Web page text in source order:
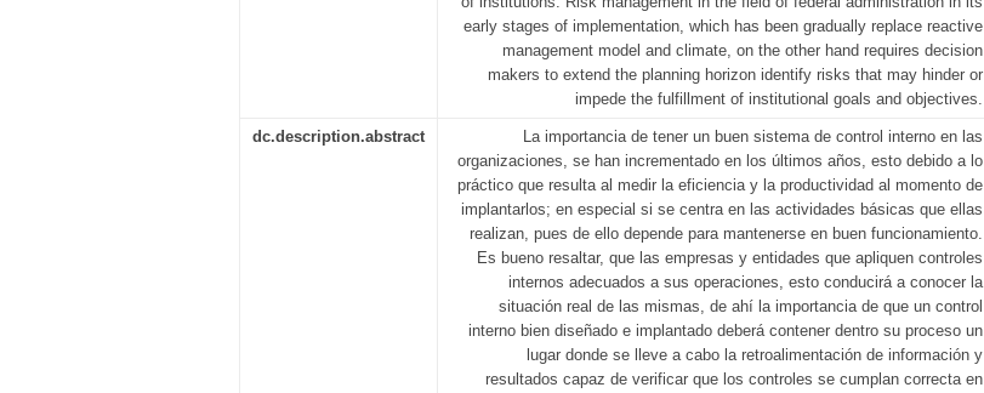
early stages of implementation, which has been gradually replace reactive
management model and climate, on the other hand requires decision
makers to extend the planning horizon identify risks that may hinder or
impede the fulfillment of institutional goals and objectives.
dc.description.abstract
La importancia de tener un buen sistema de control interno en las
organizaciones, se han incrementado en los últimos años, esto debido a lo
práctico que resulta al medir la eficiencia y la productividad al momento de
implantarlos; en especial si se centra en las actividades básicas que ellas
realizan, pues de ello depende para mantenerse en buen funcionamiento.
Es bueno resaltar, que las empresas y entidades que apliquen controles
internos adecuados a sus operaciones, esto conducirá a conocer la
situación real de las mismas, de ahí la importancia de que un control
interno bien diseñado e implantado deberá contener dentro su proceso un
lugar donde se lleve a cabo la retroalimentación de información y
resultados capaz de verificar que los controles se cumplan correcta en